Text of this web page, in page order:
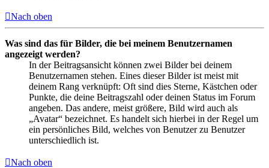
Nach oben
Was sind das für Bilder, die bei meinem Benutzernamen
angezeigt werden?
In der Beitragsansicht können zwei Bilder bei deinem
Benutzernamen stehen. Eines dieser Bilder ist meist mit
deinem Rang verknüpft: Oft sind dies Sterne, Kästchen oder
Punkte, die deine Beitragszahl oder deinen Status im Forum
angeben. Das andere, meist größere, Bild wird auch als
„Avatar“ bezeichnet. Es handelt sich hierbei in der Regel um
ein persönliches Bild, welches von Benutzer zu Benutzer
unterschiedlich ist.
Nach oben